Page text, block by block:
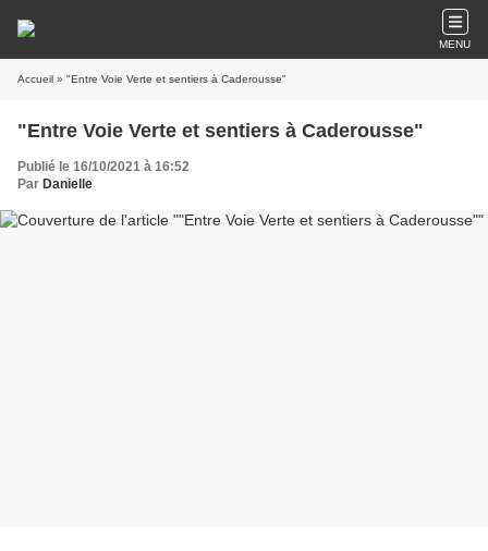
MENU
Accueil » "Entre Voie Verte et sentiers à Caderousse"
"Entre Voie Verte et sentiers à Caderousse"
Publié le 16/10/2021 à 16:52
Par Danielle